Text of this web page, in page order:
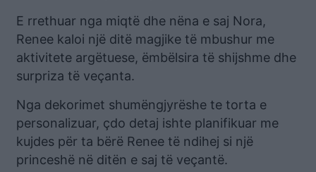
E rrethuar nga miqtë dhe nëna e saj Nora,
Renee kaloi një ditë magjike të mbushur me
aktivitete argëtuese, ëmbëlsira të shijshme dhe
surpriza të veçanta.
Nga dekorimet shumëngjyrëshe te torta e
personalizuar, çdo detaj ishte planifikuar me
kujdes për ta bërë Renee të ndihej si një
princeshë në ditën e saj të veçantë.